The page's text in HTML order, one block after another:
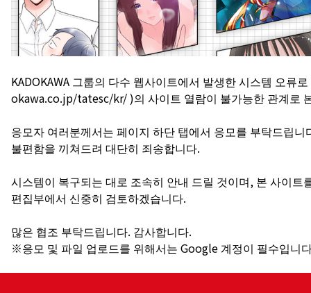
KADOKAWA 그룹의 다수 웹사이트에서 발생한 시스템 오
okawa.co.jp/tatesc/kr/ )의 사이트 열람이 불가능한 관계로
응모자 여러분께서는 페이지 하단 탭에서 응모를 부탁드립니
불편함을 끼쳐드려 대단히 죄송합니다.
시스템이 복구되는 대로 조속히 안내 드릴 것이며, 본 사이트
편집부에서 신중히 검토하겠습니다.
많은 협조 부탁드립니다. 감사합니다.
※응모 및 파일 업로드를 위해서는 Google 계정이 필수입니